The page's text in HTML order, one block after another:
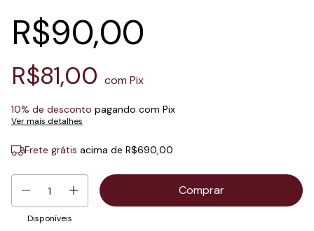
R$90,00
R$81,00 com Pix
10% de desconto pagando com Pix
Ver mais detalhes
Frete grátis acima de R$690,00
Disponíveis